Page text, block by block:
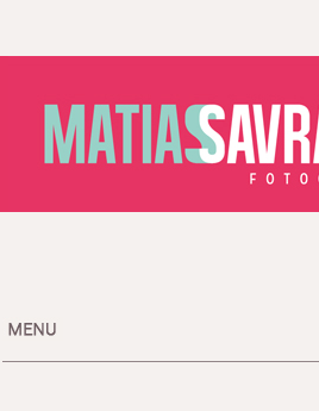
HOME